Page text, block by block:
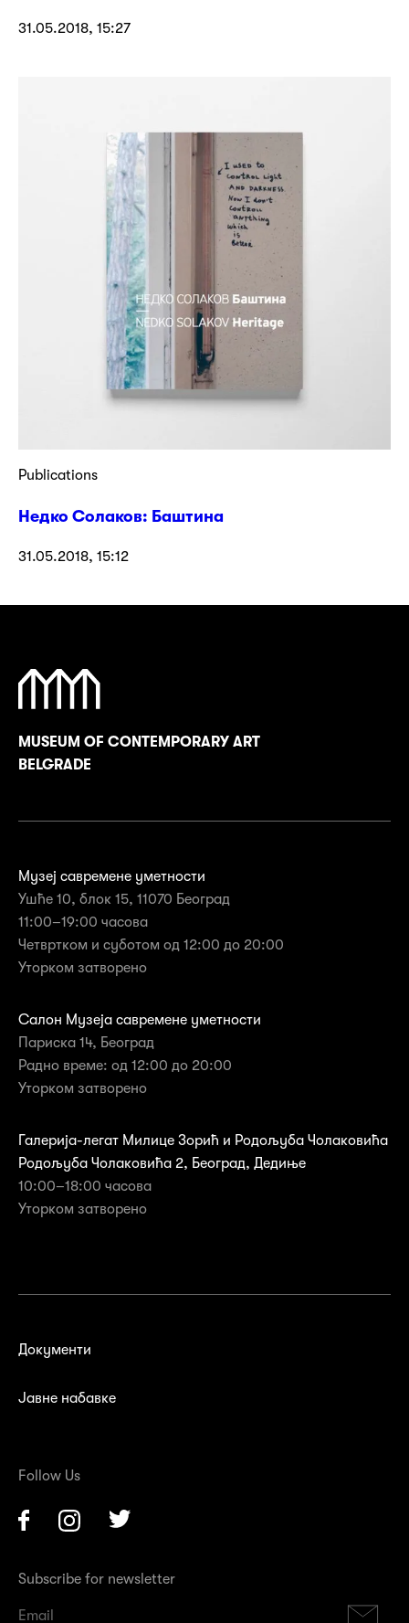
31.05.2018, 15:27
Publications
Недко Солаков: Баштина
31.05.2018, 15:12
MUSEUM OF CONTEMPORARY ART
BELGRADE
Музеј савремене уметности
Ушће 10, блок 15, 11070 Београд
11:00–19:00 часова
Четвртком и суботом од 12:00 до 20:00
Уторком затворенo
Салон Музеја савремене уметности
Париска 14, Београд
Радно време: од 12:00 до 20:00
Уторком затворено
Галерија-легат Милице Зорић и Родољуба Чолаковића
Родољуба Чолаковића 2, Београд, Дедиње
10:00–18:00 часова
Уторком затворенo
Документи
Јавне набавке
Follow Us
Facebook Instagram
Subscribe for newsletter